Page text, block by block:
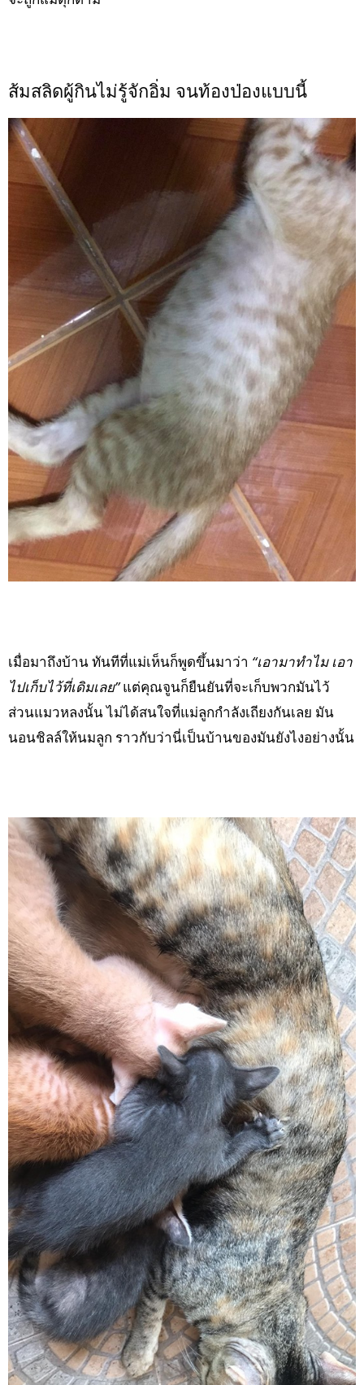
ส้มสลิดผู้กินไม่รู้จักอิ่ม จนท้องป่องแบบนี้
เมื่อมาถึงบ้าน ทันทีที่แม่เห็นก็พูดขึ้นมาว่า “เอามาทำไม เอา
ไปเก็บไว้ที่เดิมเลย”แต่คุณจูนก็ยืนยันที่จะเก็บพวกมันไว้
ส่วนแมวหลงนั้น ไม่ได้สนใจที่แม่ลูกกำลังเถียงกันเลย มัน
นอนชิลล์ให้นมลูก ราวกับว่านี่เป็นบ้านของมันยังไงอย่างนั้น